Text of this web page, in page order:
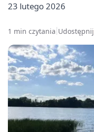
23 lutego 2026
1 min czytania Udostępnij